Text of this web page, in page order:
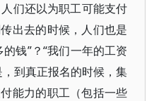
们还以为职工可能支付
出去的时候，人们也是
钱”？“我们一年的工资
到真正报名的时候，集
能力的职工（包括一些